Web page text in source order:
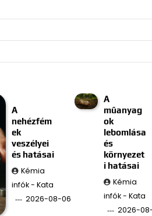
A
nehézfém
ek
veszélyei
és hatásai
Kémia
infók - Kata
2026-08-06
A
műanyag
ok
lebomlása
és
környezet
i hatásai
Kémia
infók - Kata
2026-